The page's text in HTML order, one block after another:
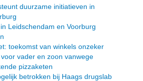
duurzame initiatieven in
Leidschendam en Voorburg
toekomst van winkels onzeker
vader en zoon vanwege
pizzaketen
betrokken bij Haags drugslab